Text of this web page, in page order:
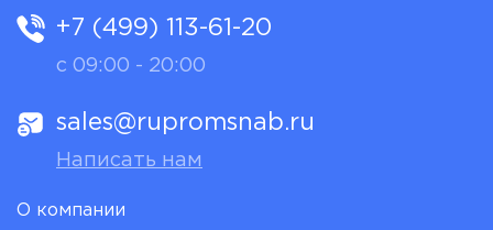
О компании
+7 (499) 113-61-20
с 09:00 - 20:00
sales@rupromsnab.ru
Написать нам